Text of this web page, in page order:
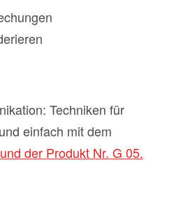
Techniken für
einfach mit dem
der Produkt Nr. G 05.